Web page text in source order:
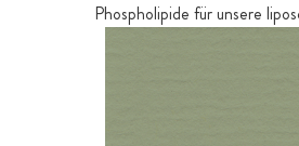
Phospholipide für unsere
darunter die fettlöslichen